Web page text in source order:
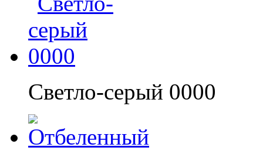
Светло-серый 0000